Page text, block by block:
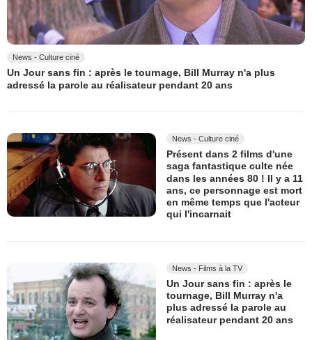
News - Culture ciné
Un Jour sans fin : après le tournage, Bill Murray n'a plus
adressé la parole au réalisateur pendant 20 ans
News - Culture ciné
Présent dans 2 films d'une
saga fantastique culte née
dans les années 80 ! Il y a 11
ans, ce personnage est mort
en même temps que l'acteur
qui l'incarnait
News - Films à la TV
Un Jour sans fin : après le
tournage, Bill Murray n'a
plus adressé la parole au
réalisateur pendant 20 ans